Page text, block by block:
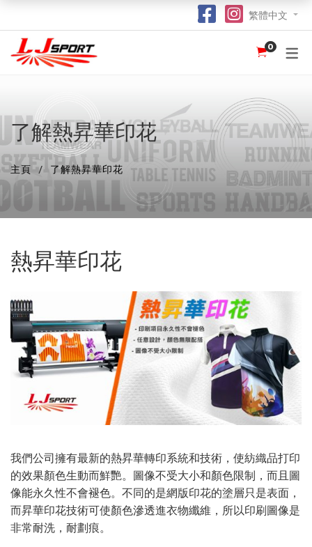
認識 LJ SPORT
為什麼選擇我們？
我們的客戶
球衣
籃球
跑步 / 田徑 hot
龍舟 hot
羽毛球 / 網球
保齡球
排球
飛盤 / 跳繩 new
棒球 new
瑜伽
團體服
POLO 恤
熱昇華服裝 hot
衛衣
下身
紀念品
熱昇華強力吸水毛巾
棒球帽
索繩袋
訂購指南
竹炭運動布功能
了解熱昇華印花 hot
常用字體
不同的服裝印刷方式及特點
尺寸表
付款方法
繁體中文
0
了解熱昇華印花
主頁 了解熱昇華印花
熱昇華印花
我們公司擁有最新的熱昇華轉印系統和技術，使紡織品打印
的效果顏色生動而鮮艷。圖像不受大小和顏色限制，而且圖
像能永久性不​​會褪色。不同的是網版印花的塗層只是表面，
而昇華印花技術可使顏色滲透進衣物纖維，所以印刷圖像是
非常耐洗，耐劃痕。